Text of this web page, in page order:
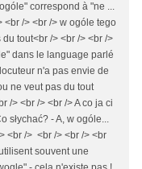
correspond à "ne ...
<br /> <br /> w ogóle tego
tout<br /> <br /> <br />
dans le language parlé
n'a pas envie de
ne veut pas du tout
/> <br /> <br /> A co ja ci
słychać? - A, w ogóle...
<br /> <br /> <br /> <br
souvent une